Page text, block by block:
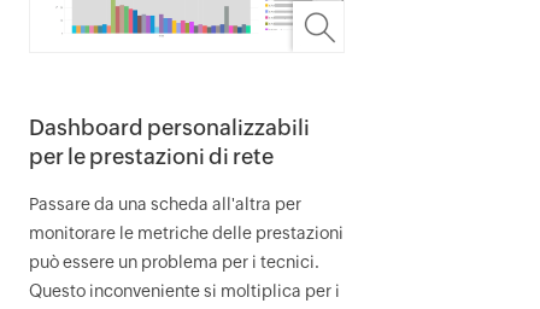
Dashboard personalizzabili
per le prestazioni di rete
Passare da una scheda all'altra per
monitorare le metriche delle prestazioni
può essere un problema per i tecnici.
Questo inconveniente si moltiplica per i